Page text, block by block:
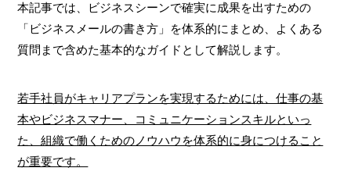
本記事では、ビジネスシーンで確実に成果を出すための
「ビジネスメールの書き方」を体系的にまとめ、よくある
質問まで含めた基本的なガイドとして解説します。
若手社員がキャリアプランを実現するためには、仕事の基
本やビジネスマナー、コミュニケーションスキルといっ
た、組織で働くためのノウハウを体系的に身につけること
が重要です。